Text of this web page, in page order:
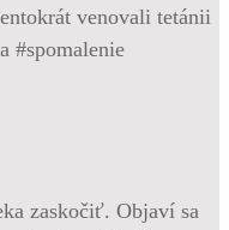
zaskočiť. Objaví sa